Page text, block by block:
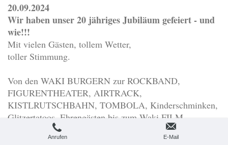
20.09.2024
Wir haben unser 20 jähriges Jubiläum gefeiert - und
wie!!!
Mit vielen Gästen, tollem Wetter,
toller Stimmung.
Von den WAKI BURGERN zur ROCKBAND,
FIGURENTHEATER, AIRTRACK,
KISTLRUTSCHBAHN, TOMBOLA, Kinderschminken,
Glitzertatoos, Ehrengästen bis zum Waki FILM...
Es war uns eine Ehre so viele, auch altbekannte
Gäste, bei unserem Fest begrüßen zu dürfen!
Anrufen E-Mail